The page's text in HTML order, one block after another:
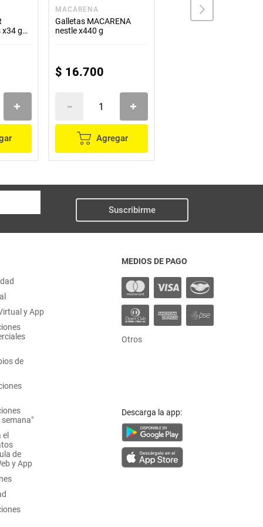
x34 g
MACARENA
Galletas MACARENA
nestle x440 g
$ 16.700
Agregar
NUTELLA
Galleta NUTELLA b-ready
Suscribirme
y App
de
semana"
de
y App
MEDIOS DE PAGO
Otros
Descarga la app: